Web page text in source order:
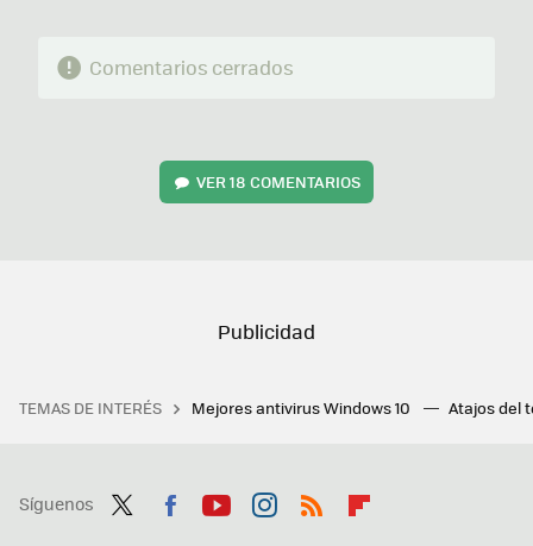
Comentarios cerrados
VER18 COMENTARIOS
TEMAS DE INTERÉS Mejores antivirus Windows 10 Atajos del
Síguenos